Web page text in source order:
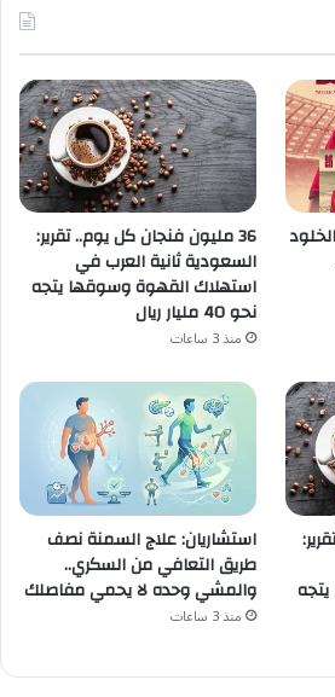
36 مليون فنجان كل يوم.. تقرير:
السعودية ثانية العرب في
استهلاك القهوة وسوقها يتجه
نحو 40 مليار ريال
منذ 3 ساعات
استشاريان: علاج السمنة نصف
طريق التعافي من السكري..
والمشي وحده لا يحمي مفاصلك
منذ 3 ساعات